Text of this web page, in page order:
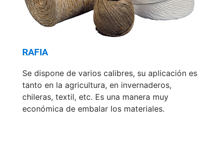
RAFIA
Se dispone de varios calibres, su aplicación es
tanto en la agricultura, en invernaderos,
chileras, textil, etc. Es una manera muy
económica de embalar los materiales.